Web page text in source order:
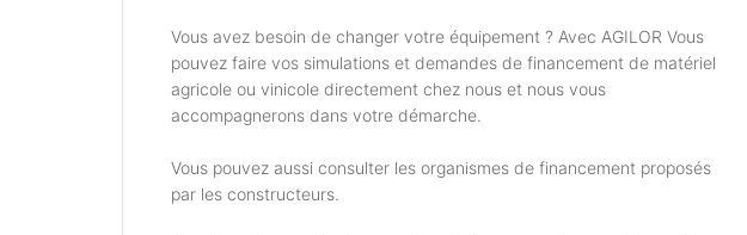
Vous avez besoin de changer votre équipement ? Avec AGILOR Vous
pouvez faire vos simulations et demandes de financement de matériel
agricole ou vinicole directement chez nous et nous vous
accompagnerons dans votre démarche.
Vous pouvez aussi consulter les organismes de financement proposés
par les constructeurs.